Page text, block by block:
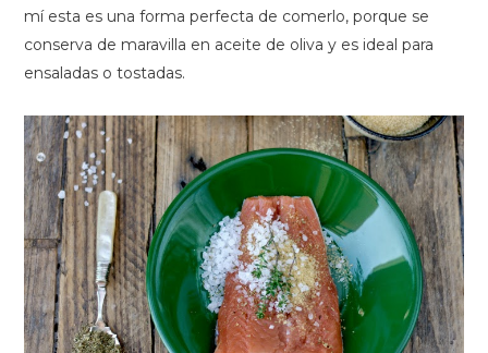
mí esta es una forma perfecta de comerlo, porque se
conserva de maravilla en aceite de oliva y es ideal para
ensaladas o tostadas.